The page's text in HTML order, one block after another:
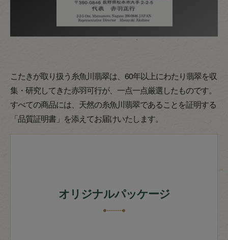
こたきが取り扱う糸魚川翡翠は、60年以上にわたり翡翠を収
集・研究してきた赤羽可行が、一点一点厳選したものです。
すべての商品には、天然の糸魚川翡翠であることを証明する
「品質証明書」を添えてお届けいたします。
オリジナルパッケージ